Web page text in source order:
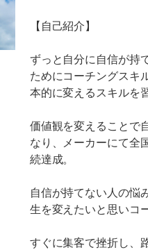
【自己紹介】
ずっと自分に自信が持
ためにコーチングスキ
本的に変えるスキルを
価値観を変えることで
なり、メーカーにて全
続達成。
自信が持てない人の悩
生を変えたいと思いコ
すぐに集客で挫折し、